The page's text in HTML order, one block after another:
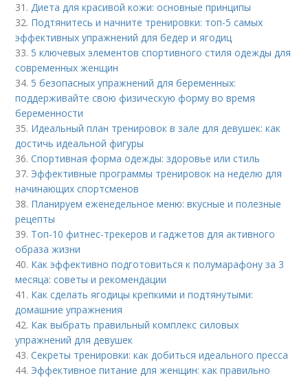
31.Диета для красивой кожи: основные принципы
32. Подтянитесь и начните тренировки: топ-5 самых
эффективных упражнений для бедер и ягодиц
33. 5 ключевых элементов спортивного стиля одежды для
современных женщин
34. 5 безопасных упражнений для беременных:
поддерживайте свою физическую форму во время
беременности
35. Идеальный план тренировок в зале для девушек: как
достичь идеальной фигуры
36.Спортивная форма одежды: здоровье или стиль
37. Эффективные программы тренировок на неделю для
начинающих спортсменов
38. Планируем еженедельное меню: вкусные и полезные
рецепты
39. Топ-10 фитнес-трекеров и гаджетов для активного
образа жизни
40. Как эффективно подготовиться к полумарафону за 3
месяца: советы и рекомендации
41. Как сделать ягодицы крепкими и подтянутыми:
домашние упражнения
42. Как выбрать правильный комплекс силовых
упражнений для девушек
43.Секреты тренировки: как добиться идеального пресса
44. Эффективное питание для женщин: как правильно